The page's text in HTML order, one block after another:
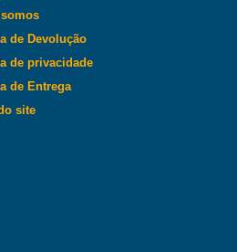
de Devolução
de privacidade
de Entrega
site